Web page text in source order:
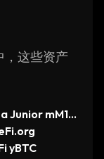
，这些资产
Junior mM1-
yBTC